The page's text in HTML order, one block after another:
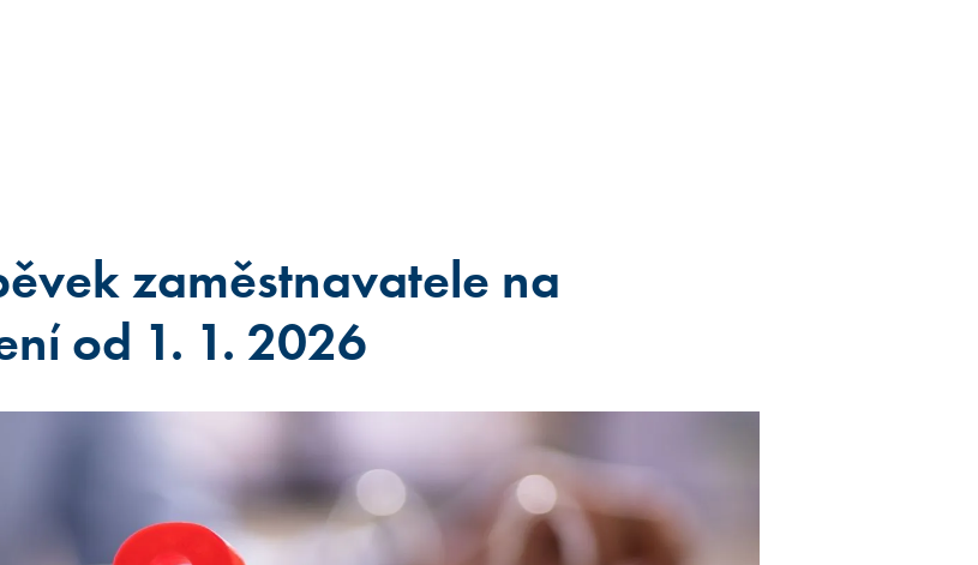
zaměstnavatele na
od 1. 1. 2026